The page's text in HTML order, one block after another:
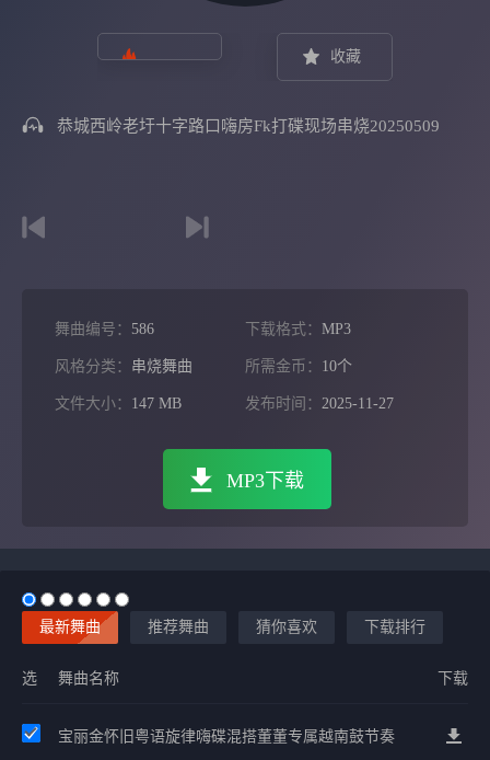
收藏
恭城西岭老圩十字路口嗨房fk打碟现场串烧20250509
舞曲编号： 586 下载格式： MP3
风格分类： 串烧舞曲 所需金币： 10个
文件大小： 147 MB 发布时间： 2025-11-27
MP3下载
最新舞曲 推荐舞曲 猜你喜欢 下载排行
选 舞曲名称 下载
宝丽金怀旧粤语旋律嗨碟混搭董董专属越南鼓节奏